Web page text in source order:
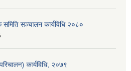
समिति सञ्‍चालन कार्यविधि २०८०
कार्यविधि, २०७९